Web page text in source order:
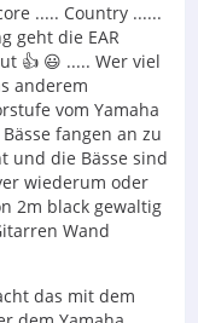
..... Country ......
geht die EAR
👍 😃 ..... Wer viel
anderem
vom Yamaha
fangen an zu
und die Bässe sind
wiederum oder
2m black gewaltig
Wand
das mit dem